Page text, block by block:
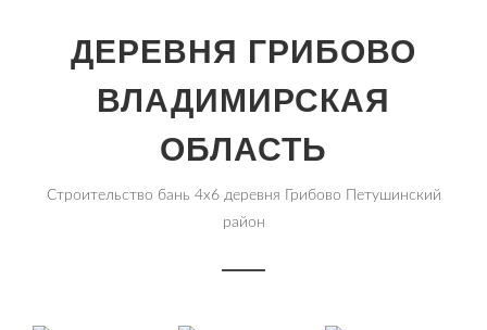
ДЕРЕВНЯ ГРИБОВО
ВЛАДИМИРСКАЯ
ОБЛАСТЬ
Строительство бань 4х6 деревня Грибово Петушинский
район